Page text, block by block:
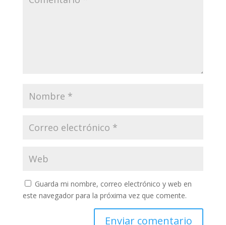
Guarda mi nombre, correo electrónico y web en
este navegador para la próxima vez que comente.